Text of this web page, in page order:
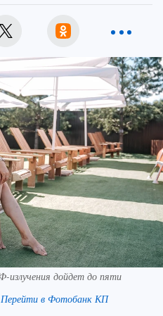
излучения дойдет до пяти
Перейти в Фотобанк КП